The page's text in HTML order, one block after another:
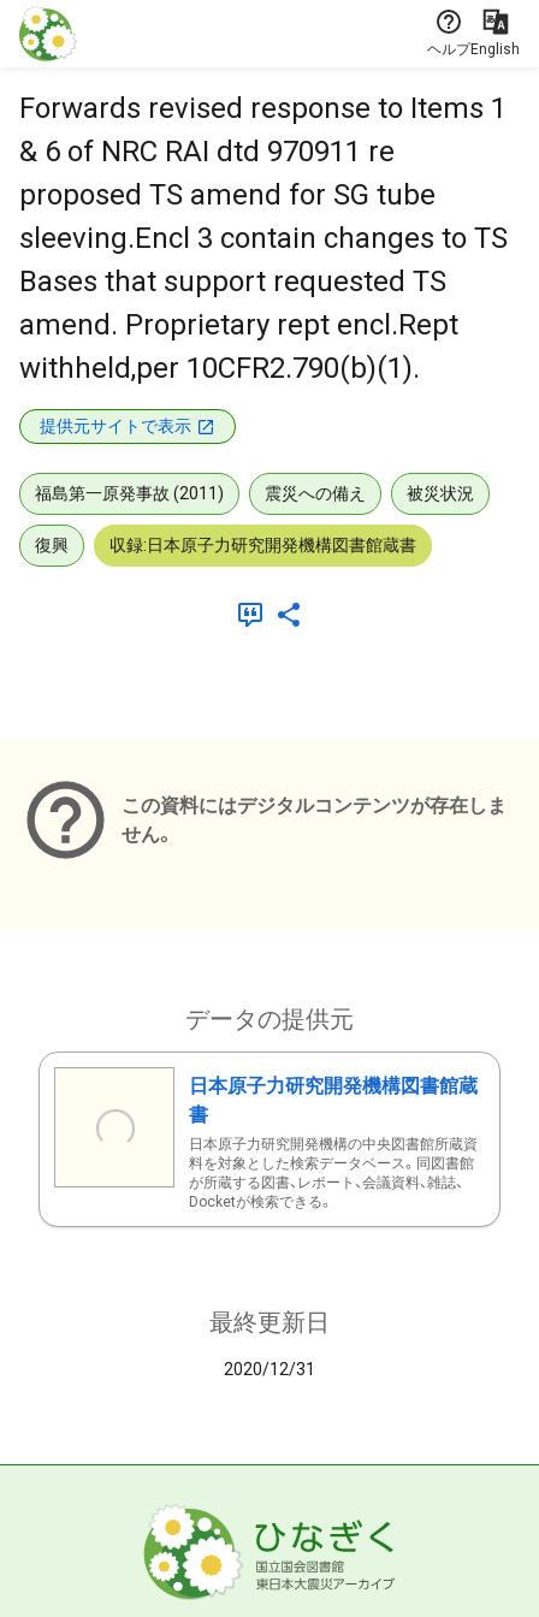
本文に飛ぶ
ヘルプEnglish
Forwards revised response to Items 1
& 6 of NRC RAI dtd 970911 re
proposed TS amend for SG tube
sleeving.Encl 3 contain changes to TS
Bases that support requested TS
amend. Proprietary rept encl.Rept
withheld,per 10CFR2.790(b)(1).
提供元サイトで表示
福島第一原発事故 (2011) 震災への備え 被災状況
復興 収録:日本原子力研究開発機構図書館蔵書
この資料にはデジタルコンテンツが存在しま
せん。
データの提供元
日本原子力研究開発機構図書館蔵
書
日本原子力研究開発機構の中央図書館所蔵資
料を対象とした検索データベース。同図書館
が所蔵する図書、レポート、会議資料、雑誌、
Docketが検索できる。
最終更新日
2020/12/31